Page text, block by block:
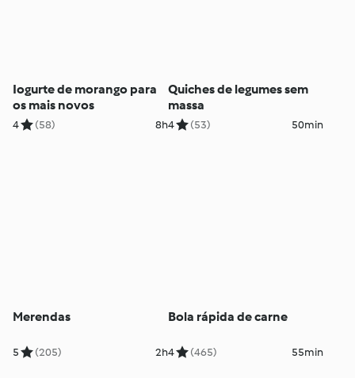
Iogurte de morango para
os mais novos
4 (58) 8h
Quiches de legumes sem
massa
4 (53) 50min
Merendas
5 (205) 2h
Bola rápida de carne
4 (465) 55min